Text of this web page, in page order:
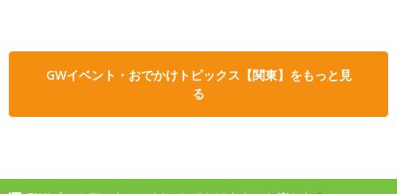
GWイベント・おでかけトピックス【関東】をもっと見
る